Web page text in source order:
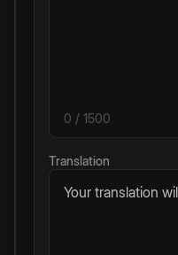
0 / 1500
Translation
Your translation